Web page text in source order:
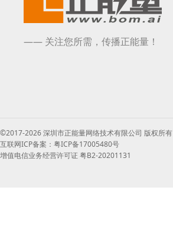
—— 关注您所需，传播正能量！
©2017-2026 深圳市正能量网络技术有限公司 版权所有
互联网ICP备案：粤ICP备17005480号
增值电信业务经营许可证 粤B2-20201131